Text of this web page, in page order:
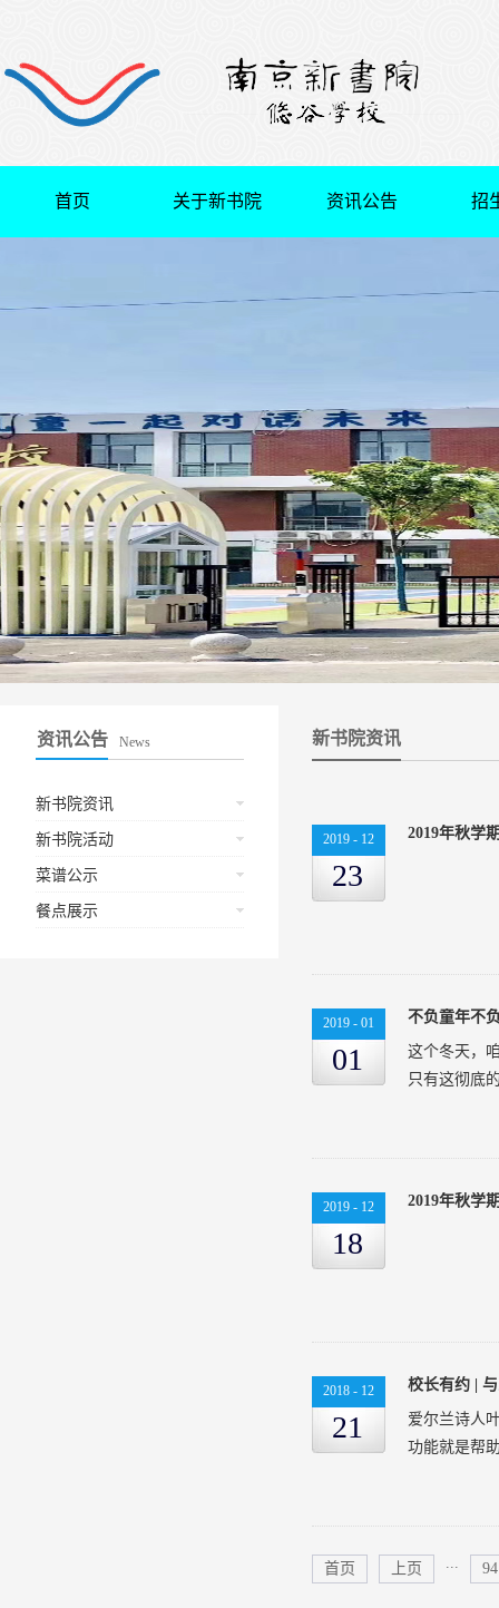
首页 关于新书院 资讯公告 招
资讯公告 News
新书院资讯
新书院活动
菜谱公示
餐点展示
新书院资讯
2019 - 12
23
2019年秋学
2019 - 01
01
不负童年不
这个冬天，
只有这彻底
实的自享。
校，是一所
这一所秉行
美，也能因
在在触摸到
深度广度的
“U阅”冬令
2019 - 12
18
2019年秋学
2018 - 12
21
爱尔兰诗人
功能就是帮
的特征和规
了24场“校
的教育教学
首页 上页 ... 94